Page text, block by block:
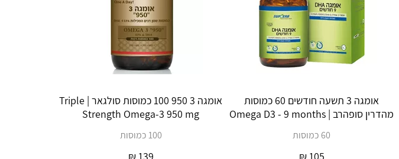
אומגה 3 תשעה חודשים 60 כמוסות
מהדרין סופהרב | Omega D3 - 9 months
60 כמוסות
אומגה 3 950 100 כמוסות סולגאר | Triple
Strength Omega-3 950 mg
100 כמוסות